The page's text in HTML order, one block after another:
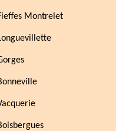
Montrelet